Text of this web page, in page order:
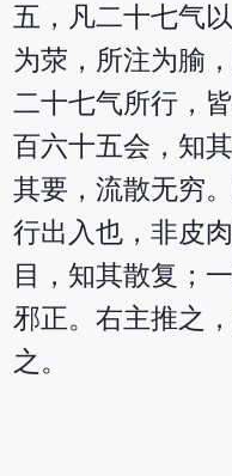
五，凡二十七气
为荥，所注为腧
二十七气所行，
百六十五会，知
其要，流散无穷
行出入也，非皮
目，知其散复；
邪正。右主推之
之。